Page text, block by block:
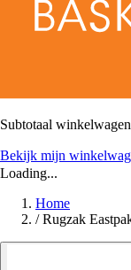
Subtotaal winkelwagen
Bekijk mijn
Loading...
Home
/ Rugzak